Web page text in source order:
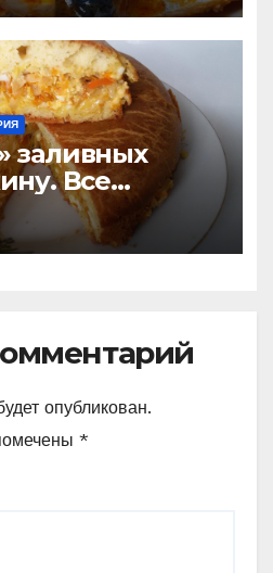
заливных
Все
в духовку
чтобы не
Делюсь
опубликован.
*